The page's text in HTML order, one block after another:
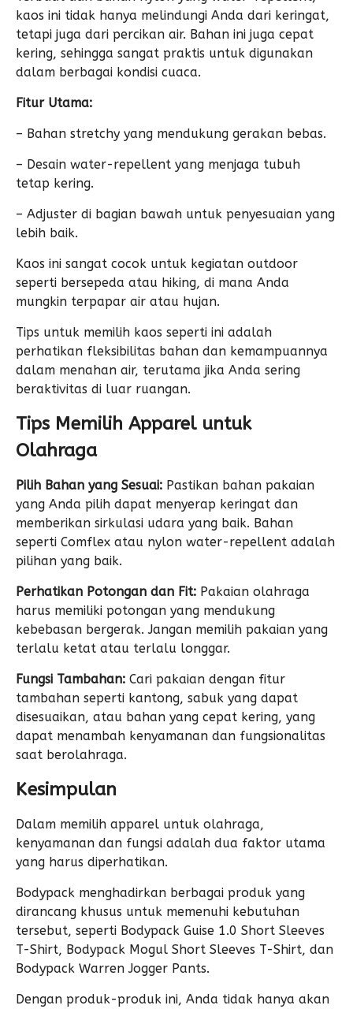
kaos ini tidak hanya melindungi Anda dari keringat,
tetapi juga dari percikan air. Bahan ini juga cepat
kering, sehingga sangat praktis untuk digunakan
dalam berbagai kondisi cuaca.
Fitur Utama:
– Bahan stretchy yang mendukung gerakan bebas.
– Desain water-repellent yang menjaga tubuh
tetap kering.
– Adjuster di bagian bawah untuk penyesuaian yang
lebih baik.
Kaos ini sangat cocok untuk kegiatan outdoor
seperti bersepeda atau hiking, di mana Anda
mungkin terpapar air atau hujan.
Tips untuk memilih kaos seperti ini adalah
perhatikan fleksibilitas bahan dan kemampuannya
dalam menahan air, terutama jika Anda sering
beraktivitas di luar ruangan.
Tips Memilih Apparel untuk
Olahraga
Pilih Bahan yang Sesuai: Pastikan bahan pakaian
yang Anda pilih dapat menyerap keringat dan
memberikan sirkulasi udara yang baik. Bahan
seperti Comflex atau nylon water-repellent adalah
pilihan yang baik.
Perhatikan Potongan dan Fit: Pakaian olahraga
harus memiliki potongan yang mendukung
kebebasan bergerak. Jangan memilih pakaian yang
terlalu ketat atau terlalu longgar.
Fungsi Tambahan: Cari pakaian dengan fitur
tambahan seperti kantong, sabuk yang dapat
disesuaikan, atau bahan yang cepat kering, yang
dapat menambah kenyamanan dan fungsionalitas
saat berolahraga.
Kesimpulan
Dalam memilih apparel untuk olahraga,
kenyamanan dan fungsi adalah dua faktor utama
yang harus diperhatikan.
Bodypack menghadirkan berbagai produk yang
dirancang khusus untuk memenuhi kebutuhan
tersebut, seperti Bodypack Guise 1.0 Short Sleeves
T-Shirt, Bodypack Mogul Short Sleeves T-Shirt, dan
Bodypack Warren Jogger Pants.
Dengan produk-produk ini, Anda tidak hanya akan